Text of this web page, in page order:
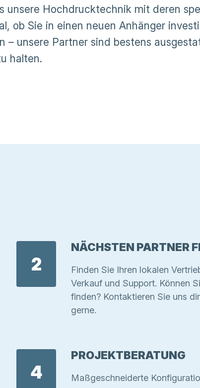
unsere Hochdrucktechnik mit deren
ob Sie in einen neuen Anhänger
– unsere Partner sind bestens
halten.
2
NÄCHSTEN PARTNER
Finden Sie Ihren lokalen
Verkauf und Support. Können
finden? Kontaktieren Sie uns
gerne.
4
PROJEKTBERATUNG
Maßgeschneiderte